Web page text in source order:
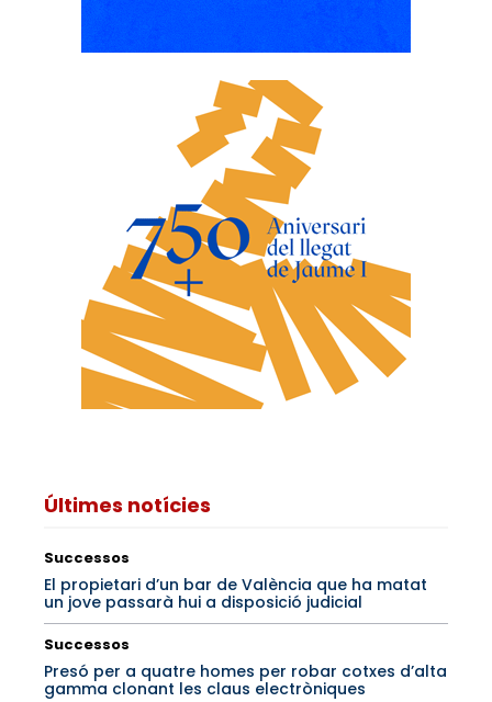
Últimes notícies
Successos
El propietari d’un bar de València que ha matat
un jove passarà hui a disposició judicial
Successos
Presó per a quatre homes per robar cotxes d’alta
gamma clonant les claus electròniques